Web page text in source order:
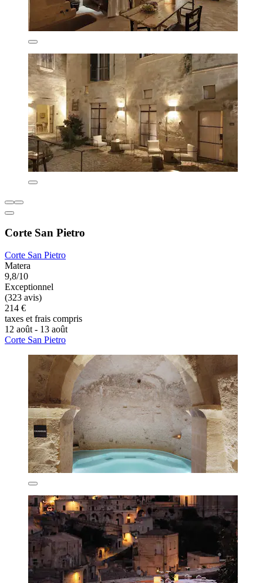
Corte San Pietro
Corte San Pietro
Matera
9,8/10
Exceptionnel
(323 avis)
214 €
taxes et frais compris
12 août - 13 août
Corte San Pietro